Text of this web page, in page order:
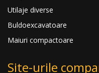
Utilaje diverse
Buldoexcavatoare
Maiuri compactoare
Site-urile